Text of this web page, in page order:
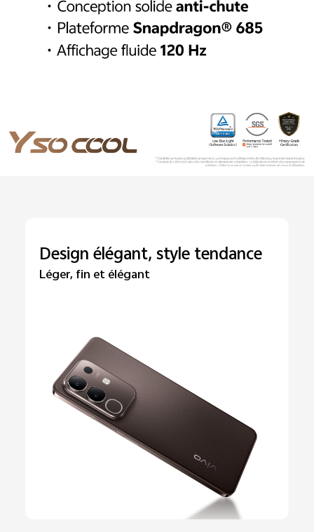
Design élégant, style tendance
Léger, fin et élégant